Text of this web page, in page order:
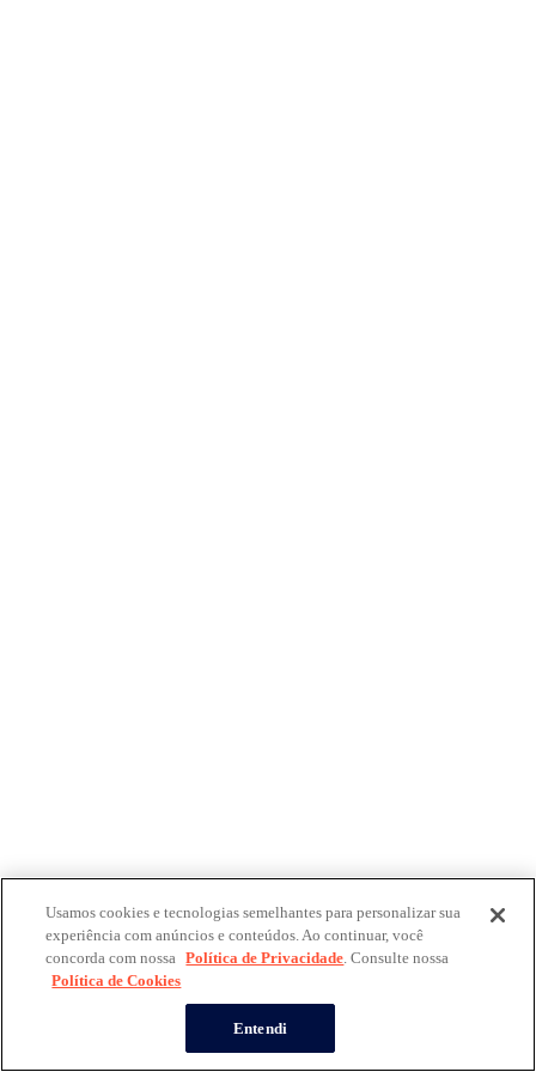
Usamos cookies e tecnologias semelhantes para personalizar sua
experiência com anúncios e conteúdos. Ao continuar, você
concorda com nossa Política de Privacidade. Consulte nossa
Política de Cookies
Entendi